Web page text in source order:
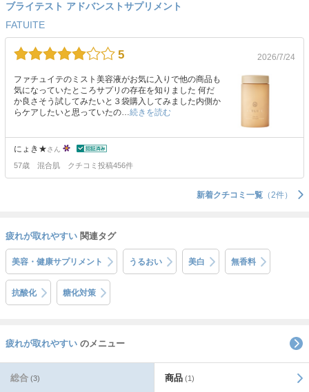
ブライテスト アドバンストサプリメント
FATUITE
5 2026/7/24
ファチュイテのミスト美容液がお気に入りで他の商品も
気になっていたところサプリの存在を知りました 何だ
か良さそう試してみたいと３袋購入してみました内側か
らケアしたいと思っていたの…続きを読む
にょき★さん
57歳 混合肌 クチコミ投稿456件
新着クチコミ一覧 （2件）
疲れが取れやすい 関連タグ
美容・健康サプリメント うるおい 美白 無香料
抗酸化 糖化対策
疲れが取れやすい のメニュー
総合 (3) 商品 (1)